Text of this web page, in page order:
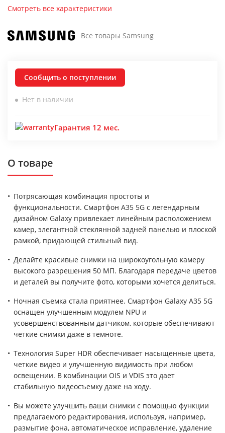
Смотреть все характеристики
Все товары Samsung
Сообщить о поступлении
Нет в наличии
Гарантия 12 мес.
О товаре
Потрясающая комбинация простоты и
функциональности. Смартфон A35 5G с легендарным
дизайном Galaxy привлекает линейным расположением
камер, элегантной стеклянной задней панелью и плоской
рамкой, придающей стильный вид.
Делайте красивые снимки на широкоугольную камеру
высокого разрешения 50 МП. Благодаря передаче цветов
и деталей вы получите фото, которыми хочется делиться.
Ночная съемка стала приятнее. Смартфон Galaxy A35 5G
оснащен улучшенным модулем NPU и
усовершенствованным датчиком, которые обеспечивают
четкие снимки даже в темноте.
Технология Super HDR обеспечивает насыщенные цвета,
четкие видео и улучшенную видимость при любом
освещении. В комбинации OIS и VDIS это дает
стабильную видеосъемку даже на ходу.
Вы можете улучшить ваши снимки с помощью функции
предлагаемого редактирования, используя, например,
размытие фона, автоматическое исправление, удаление